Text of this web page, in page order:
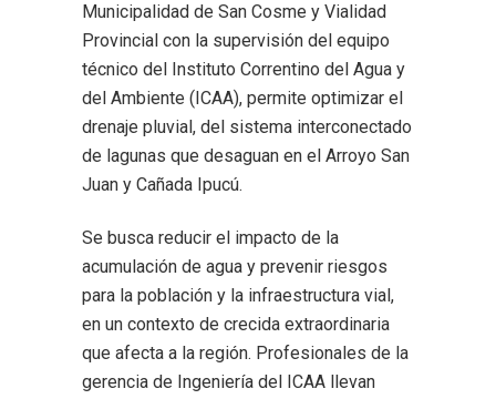
Municipalidad de San Cosme y Vialidad
Provincial con la supervisión del equipo
técnico del Instituto Correntino del Agua y
del Ambiente (ICAA), permite optimizar el
drenaje pluvial, del sistema interconectado
de lagunas que desaguan en el Arroyo San
Juan y Cañada Ipucú.
Se busca reducir el impacto de la
acumulación de agua y prevenir riesgos
para la población y la infraestructura vial,
en un contexto de crecida extraordinaria
que afecta a la región. Profesionales de la
gerencia de Ingeniería del ICAA llevan